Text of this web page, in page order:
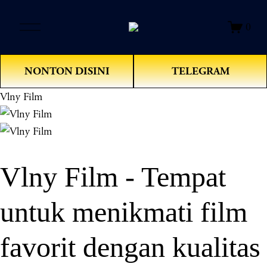
e
n
M
e
u
0
NONTON DISINI TELEGRAM
Vlny Film
Vlny Film - Tempat
untuk menikmati film
favorit dengan kualitas